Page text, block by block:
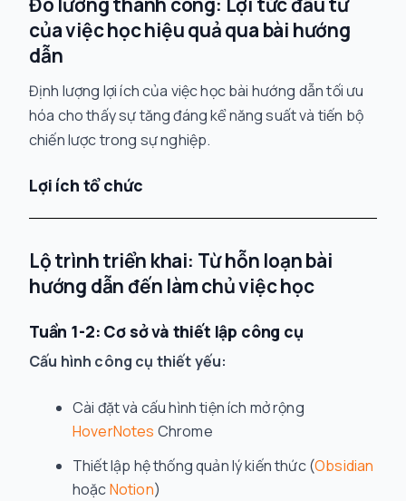
của việc học hiệu quả qua bài hướng
dẫn
Định lượng lợi ích của việc học bài hướng dẫn tối ưu
hóa cho thấy sự tăng đáng kể năng suất và tiến bộ
chiến lược trong sự nghiệp.
Lợi ích tổ chức
Lộ trình triển khai: Từ hỗn loạn bài
hướng dẫn đến làm chủ việc học
Tuần 1-2: Cơ sở và thiết lập công cụ
Cấu hình công cụ thiết yếu:
Cài đặt và cấu hình tiện ích mở rộng
HoverNotes Chrome
Thiết lập hệ thống quản lý kiến thức (Obsidian
hoặcNotion)